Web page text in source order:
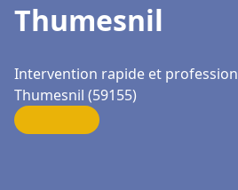
Thumesnil
Intervention rapide et
Thumesnil (59155)